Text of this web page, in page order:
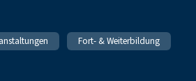
Fort- & Weiterbildung